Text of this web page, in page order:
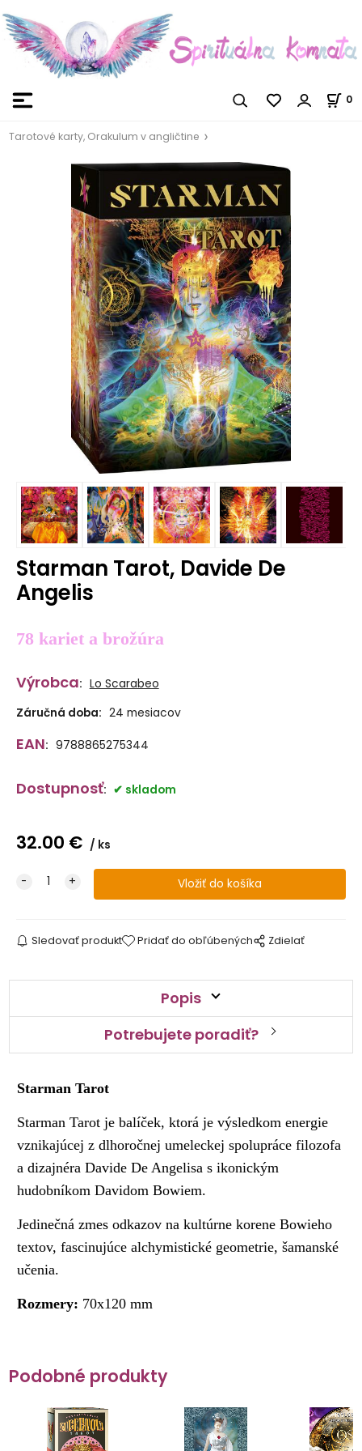
0
Tarotové karty, Orakulum v angličtine
Starman Tarot, Davide De
Angelis
78 kariet a brožúra
Výrobca: Lo Scarabeo
Záručná doba: 24 mesiacov
EAN: 9788865275344
Dostupnosť: skladom
32.00 € ks
Sledovať produkt Pridať do obľúbených Zdielať
Popis
Potrebujete poradiť?
Starman Tarot
Starman Tarot je balíček, ktorá je výsledkom energie
vznikajúcej z dlhoročnej umeleckej spolupráce filozofa
a dizajnéra Davide De Angelisa s ikonickým
hudobníkom Davidom Bowiem.
Jedinečná zmes odkazov na kultúrne korene Bowieho
textov, fascinujúce alchymistické geometrie, šamanské
učenia.
Rozmery: 70x120 mm
Podobné produkty